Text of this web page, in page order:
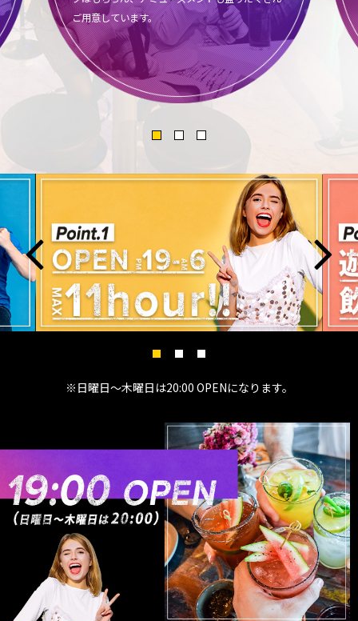
ご用意しています。
※日曜日～木曜日は20:00 OPENになります。